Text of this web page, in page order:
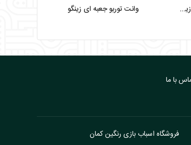
وانت توربو جعبه ای زینگو
کامیون شگفت انگیز نظامی زینگو مدل نفربر
با ما
فروشگاه اسباب بازی رنگین کمان